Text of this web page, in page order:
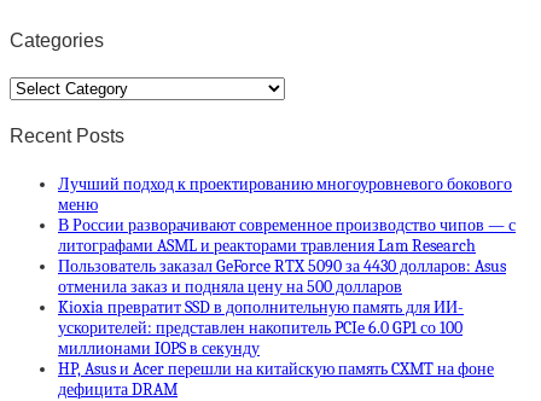
Categories
Categories
Recent Posts
Лучший подход к проектированию многоуровневого бокового
меню
В России разворачивают современное производство чипов — с
литографами ASML и реакторами травления Lam Research
Пользователь заказал GeForce RTX 5090 за 4430 долларов: Asus
отменила заказ и подняла цену на 500 долларов
Kioxia превратит SSD в дополнительную память для ИИ-
ускорителей: представлен накопитель PCIe 6.0 GP1 со 100
миллионами IOPS в секунду
HP, Asus и Acer перешли на китайскую память CXMT на фоне
дефицита DRAM